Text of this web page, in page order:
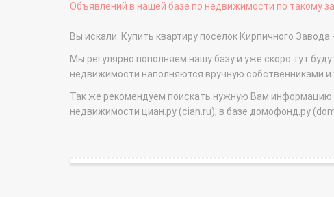
Объявлений в нашей базе по недвижимости по такому
Вы искали: Купить квартиру поселок Кирпичного
Мы регулярно пополняем нашу базу и уже скоро тут
недвижимости наполняются вручную собственниками
Так же рекомендуем поискать нужную Вам информацию
недвижимости циан.ру (cian.ru), в базе домофонд.ру